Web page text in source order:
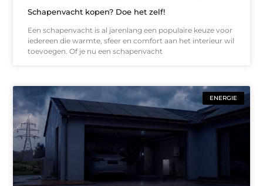
Schapenvacht kopen? Doe het zelf!
Een schapenvacht is al jarenlang een populaire keuze voor
iedereen die warmte, sfeer en comfort aan het interieur wil
toevoegen. Of je nu een schapenvacht
ENERGIE